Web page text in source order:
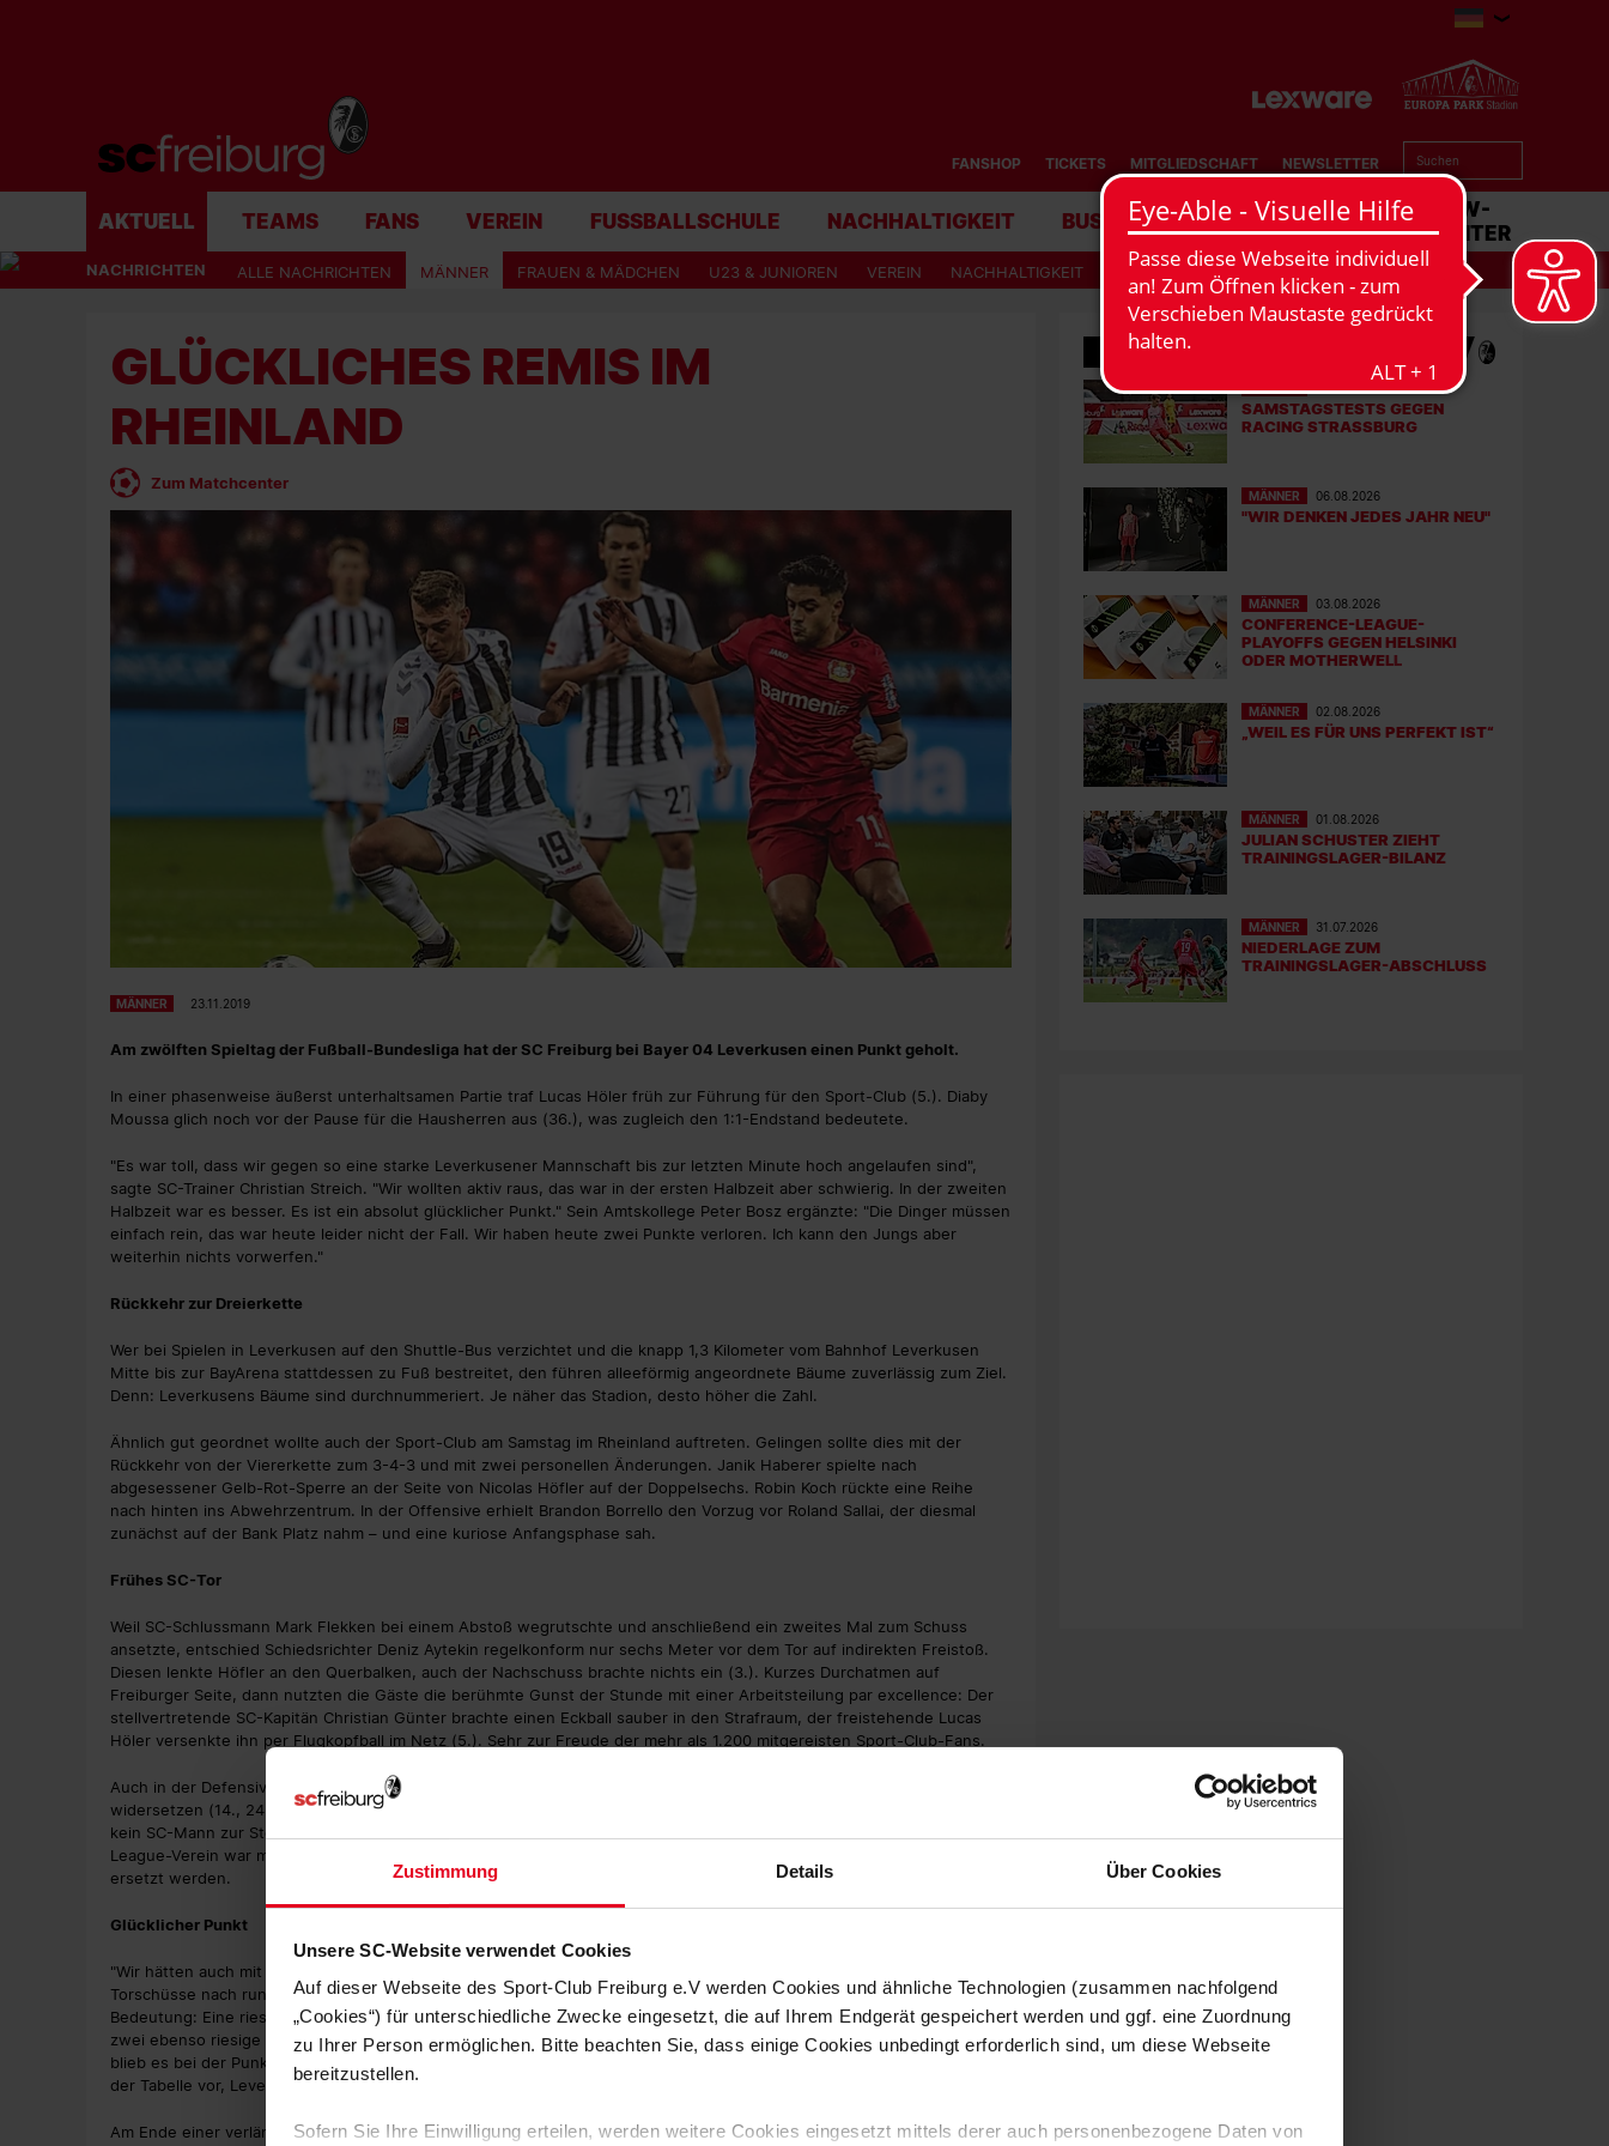
Zustimmung Details Über Cookies
Unsere SC-Website verwendet Cookies
Auf dieser Webseite des Sport-Club Freiburg e.V werden Cookies und ähnliche Technologien (zusammen nachfolgend
„Cookies“) für unterschiedliche Zwecke eingesetzt, die auf Ihrem Endgerät gespeichert werden und ggf. eine Zuordnung
zu Ihrer Person ermöglichen. Bitte beachten Sie, dass einige Cookies unbedingt erforderlich sind, um diese Webseite
bereitzustellen.
Sofern Sie Ihre Einwilligung erteilen, werden weitere Cookies eingesetzt mittels derer auch personenbezogene Daten von
FANSHOP TICKETS MITGLIEDSCHAFT NEWSLETTER
AKTUELL TEAMS FANS VEREIN FUSSBALLSCHULE NACHHALTIGKEIT BUSINESS STADION MATCHCENTER
NACHRICHTEN ALLE NACHRICHTEN MÄNNER FRAUEN & MÄDCHEN U23 & JUNIOREN VEREIN NACHHALTIGKEIT
GLÜCKLICHES REMIS IM
RHEINLAND
Zum Matchcenter
MÄNNER 23.11.2019
Am zwölften Spieltag der Fußball-Bundesliga hat der SC Freiburg bei Bayer 04 Leverkusen einen Punkt geholt.
In einer phasenweise äußerst unterhaltsamen Partie traf Lucas Höler früh zur Führung für den Sport-Club (5.). Diaby
Moussa glich noch vor der Pause für die Hausherren aus (36.), was zugleich den 1:1-Endstand bedeutete.
"Es war toll, dass wir gegen so eine starke Leverkusener Mannschaft bis zur letzten Minute hoch angelaufen sind",
sagte SC-Trainer Christian Streich. "Wir wollten aktiv raus, das war in der ersten Halbzeit aber schwierig. In der zweiten
Halbzeit war es besser. Es ist ein absolut glücklicher Punkt." Sein Amtskollege Peter Bosz ergänzte: "Die Dinger müssen
einfach rein, das war heute leider nicht der Fall. Wir haben heute zwei Punkte verloren. Ich kann den Jungs aber
weiterhin nichts vorwerfen."
Rückkehr zur Dreierkette
Wer bei Spielen in Leverkusen auf den Shuttle-Bus verzichtet und die knapp 1,3 Kilometer vom Bahnhof Leverkusen
Mitte bis zur BayArena stattdessen zu Fuß bestreitet, den führen alleeförmig angeordnete Bäume zuverlässig zum Ziel.
Denn: Leverkusens Bäume sind durchnummeriert. Je näher das Stadion, desto höher die Zahl.
Ähnlich gut geordnet wollte auch der Sport-Club am Samstag im Rheinland auftreten. Gelingen sollte dies mit der
Rückkehr von der Viererkette zum 3-4-3 und mit zwei personellen Änderungen. Janik Haberer spielte nach
abgesessener Gelb-Rot-Sperre an der Seite von Nicolas Höfler auf der Doppelsechs. Robin Koch rückte eine Reihe
nach hinten ins Abwehrzentrum. In der Offensive erhielt Brandon Borrello den Vorzug vor Roland Sallai, der diesmal
zunächst auf der Bank Platz nahm – und eine kuriose Anfangsphase sah.
Frühes SC-Tor
Weil SC-Schlussmann Mark Flekken bei einem Abstoß wegrutschte und anschließend ein zweites Mal zum Schuss
ansetzte, entschied Schiedsrichter Deniz Aytekin regelkonform nur sechs Meter vor dem Tor auf indirekten Freistoß.
Diesen lenkte Höfler an den Querbalken, auch der Nachschuss brachte nichts ein (3.). Kurzes Durchatmen auf
Freiburger Seite, dann nutzten die Gäste die berühmte Gunst der Stunde mit einer Arbeitsteilung par excellence: Der
stellvertretende SC-Kapitän Christian Günter brachte einen Eckball sauber in den Strafraum, der freistehende Lucas
Höler versenkte ihn per Flugkopfball im Netz (5.). Sehr zur Freude der mehr als 1.200 mitgereisten Sport-Club-Fans.
Auch in der Defensive wusste sich das Freiburger Kollektiv der Leverkusener Offensivqualität oft und gut zu
widersetzen (14., 24., 28., 32., 33.). Allerdings nicht immer. Beim Distanzschuss von Bayer-Spieler Moussa Diaby war
kein SC-Mann zur Stelle und der Ball prompt im Tor (36.). Ärgerlich und dennoch: Der Ausgleich für den Champions-
League-Verein war mittlerweile durchaus verdient – und konnte im weiteren Verlauf getrost mit dem Adjektiv "glücklich"
ersetzt werden.
Glücklicher Punkt
"Wir hätten auch mit 1:2 oder sogar mit 1:3 zurückliegen können", sagte Christian Streich selbstkritisch. Die 4:20
Torschüsse nach rund einer gespielten Stunde gaben ihm Recht. Zu diesen gesellten sich noch drei weitere von
Bedeutung: Eine riesige Chance für den SC, bei der Abwehrmann Jonathan Schmid (67.) am Pfosten vorbeizielte und
zwei ebenso riesige für Leverkusen, die erst Glück (68.), dann Höfler und Heintz (87.) auf der Linie vereitelten. Somit
blieb es bei der Punkteteilung im Rheinland. Mit nun 22 Zählern rückt der SC auf den zwischenzeitlichen dritten Platz in
der Tabelle vor, Leverkusen ist mit 19 Punkten Neunter.
Am Ende einer verlängerten Trainingswoche muss der Sport-Club nochmals auswärts antreten. Anpfiff der Partie bei
MÄNNER 07.08.2026
SAMSTAGSTESTS GEGEN
RACING STRASSBURG
MÄNNER 06.08.2026
"WIR DENKEN JEDES JAHR NEU"
MÄNNER 03.08.2026
CONFERENCE-LEAGUE-
PLAYOFFS GEGEN HELSINKI
ODER MOTHERWELL
MÄNNER 02.08.2026
„WEIL ES FÜR UNS PERFEKT IST“
MÄNNER 01.08.2026
JULIAN SCHUSTER ZIEHT
TRAININGSLAGER-BILANZ
MÄNNER 31.07.2026
NIEDERLAGE ZUM
TRAININGSLAGER-ABSCHLUSS